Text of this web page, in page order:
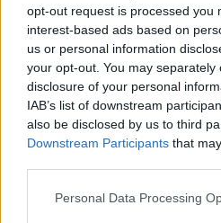
opt-out request is processed you
interest-based ads based on
us or personal information
your opt-out. You may
disclosure of your personal
IAB’s list of downstream
also be disclosed by us to third
Downstream Participants that
Personal Data Processing